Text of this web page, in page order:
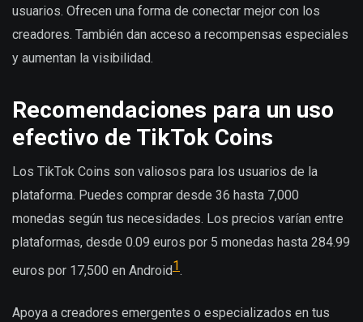
usuarios. Ofrecen una forma de conectar mejor con los
creadores. También dan acceso a recompensas especiales
y aumentan la visibilidad.
Recomendaciones para un uso
efectivo de TikTok Coins
Los TikTok Coins son valiosos para los usuarios de la
plataforma. Puedes comprar desde 36 hasta 7,000
monedas según tus necesidades. Los precios varían entre
plataformas, desde 0.09 euros por 5 monedas hasta 284.99
euros por 17,500 en Android1.
Apoya a creadores emergentes o especializados en tus